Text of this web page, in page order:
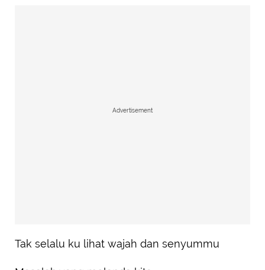
Advertisement
Tak selalu ku lihat wajah dan senyummu